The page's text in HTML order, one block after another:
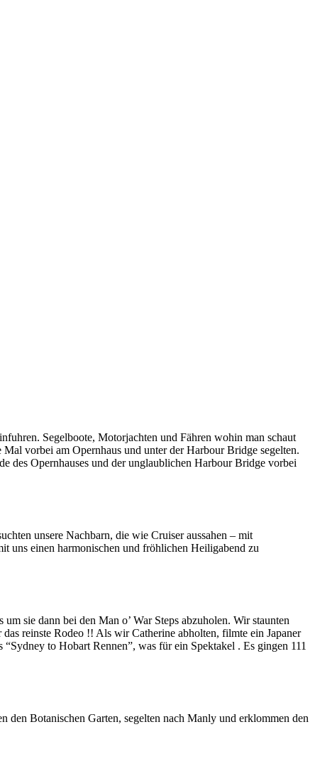
Segelboote, Motorjachten und Fähren wohin man schaut
vorbei am Opernhaus und unter der Harbour Bridge segelten.
Opernhauses und der unglaublichen Harbour Bridge vorbei
unsere Nachbarn, die wie Cruiser aussahen – mit
uns einen harmonischen und fröhlichen Heiligabend zu
sie dann bei den Man o’ War Steps abzuholen. Wir staunten
reinste Rodeo !! Als wir Catherine abholten, filmte ein Japaner
to Hobart Rennen”, was für ein Spektakel . Es gingen 111
Botanischen Garten, segelten nach Manly und erklommen den